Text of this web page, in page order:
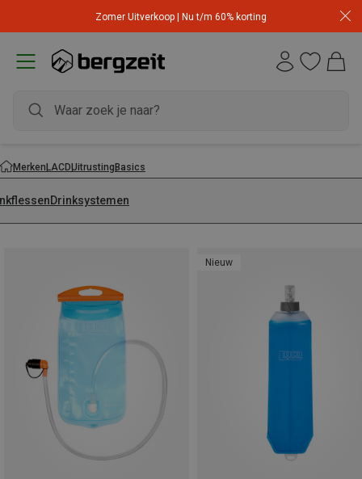
Zomer Uitverkoop | Nu t/m 60% korting
MerkenLACDUitrustingBasics
Drinksystemen
Nieuw